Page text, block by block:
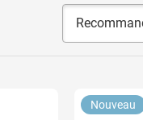
Nouveau